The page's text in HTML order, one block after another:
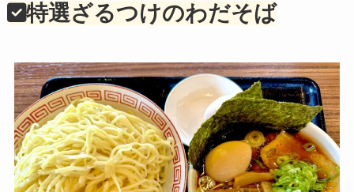
特選ざるつけのわだそば